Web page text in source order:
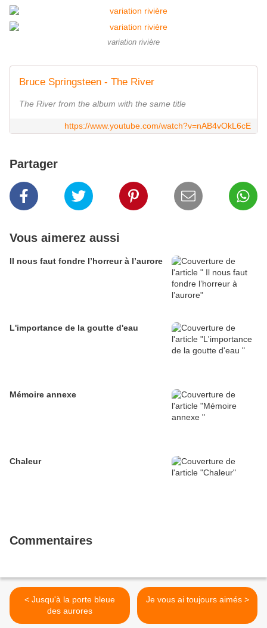
variation rivière
Bruce Springsteen - The River
The River from the album with the same title
https://www.youtube.com/watch?v=nAB4vOkL6cE
Partager
Vous aimerez aussi
Il nous faut fondre l’horreur à l’aurore
L'importance de la goutte d'eau
Mémoire annexe
Chaleur
Commentaires
< Jusqu'à la porte bleue
des aurores
Je vous ai toujours aimés >